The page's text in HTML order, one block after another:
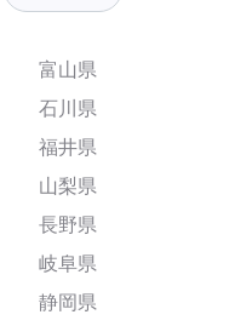
富山県
石川県
福井県
山梨県
長野県
岐阜県
静岡県